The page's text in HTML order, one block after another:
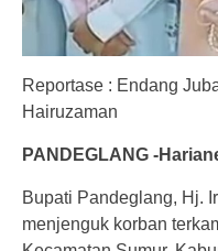
Reportase : Endang
Hairuzaman
PANDEGLANG -
Bupati Pandeglang, Hj.
menjenguk korban